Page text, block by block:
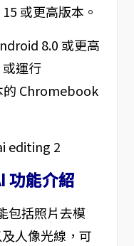
或更高版本。
8.0 或更高
運行
的 Chromebook
功能介紹
包括照片去模
人像光線，可